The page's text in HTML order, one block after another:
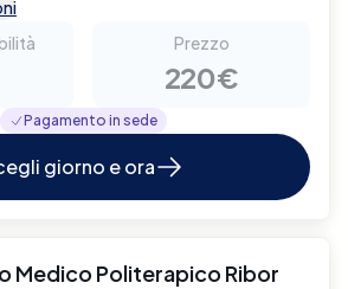
Prezzo
220€
Pagamento in sede
giorno e ora
Medico Politerapico Ribor